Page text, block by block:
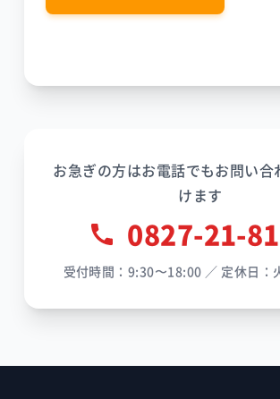
お急ぎの方はお電話でもお問い合
けます
0827-21-
受付時間：9:30〜18:00 ／ 定休日：